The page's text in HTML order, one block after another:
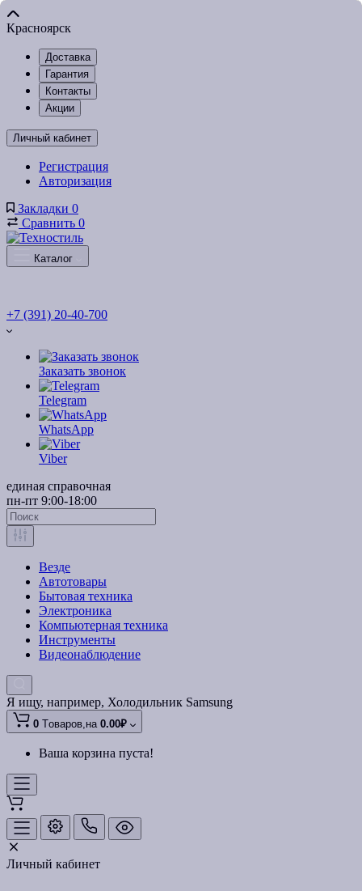
Красноярск
Доставка
Гарантия
Контакты
Акции
Личный кабинет
Регистрация
Авторизация
Закладки 0
Сравнить 0
Каталог
+7 (391) 20-40-700
Заказать звонок
Telegram
WhatsApp
Viber
единая справочная
пн-пт 9:00-18:00
Везде
Автотовары
Бытовая техника
Электроника
Компьютерная техника
Инструменты
Видеонаблюдение
Я ищу, например, Холодильник Samsung
0 Tоваров,на 0.00₽
Ваша корзина пуста!
Личный кабинет